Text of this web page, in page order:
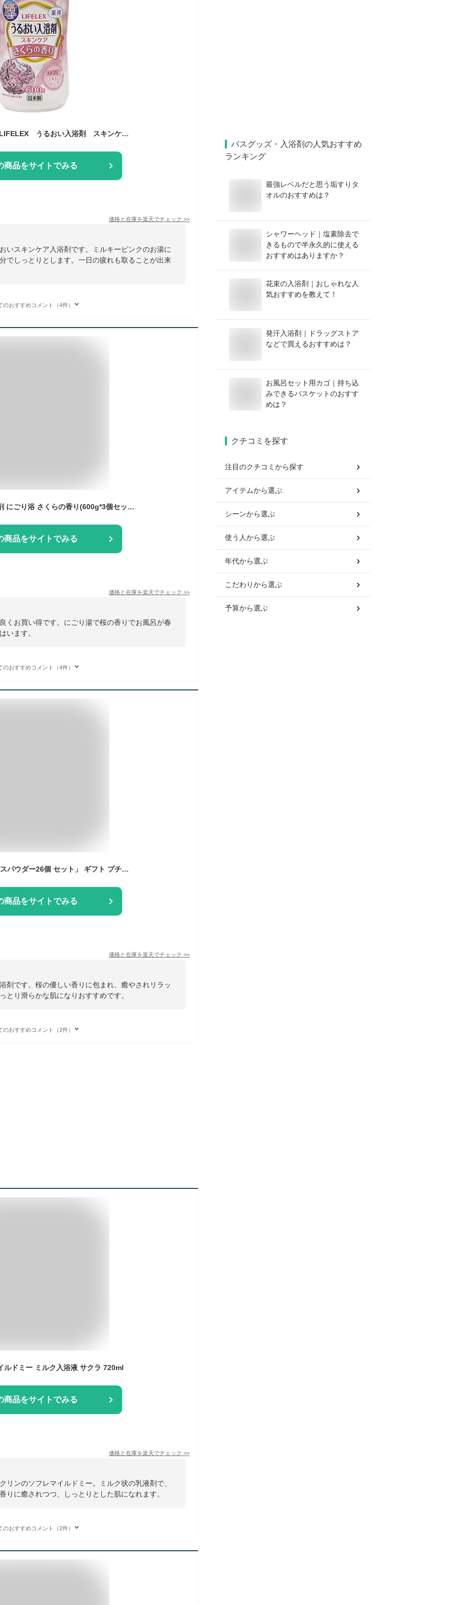
コーナン オリジナル LIFELEX うるおい入浴剤 スキンケア さくらの香り にごり湯 ミルキーピンク
商品をサイトでみる
価格と在庫を楽天でチェック >>
いスキンケア入浴剤です。ミルキーピンクのお湯に
でしっとりとします。一日の疲れも取ることが出来
のおすすめコメント（4件）
バスロマン 薬用入浴剤 にごり浴 さくらの香り(600g*3個セット)【バスロマン】
商品をサイトでみる
価格と在庫を楽天でチェック >>
くお買い得です。にごり湯で桜の香りでお風呂が春
います。
のおすすめコメント（4件）
「入浴剤 SAKURA バスパウダー26個 セット」 ギフト プチギフト プレゼント 粗品 桜入浴剤 さくら入浴剤 桜 さくら 香り 桜の香り ピンク 春 花 個包装 かわいい 保湿 バスグッズ バスタイム
商品をサイトでみる
価格と在庫を楽天でチェック >>
剤です。桜の優しい香りに包まれ、癒やされリラッ
とり滑らかな肌になりおすすめです。
のおすすめコメント（2件）
ルドミー ミルク入浴液 サクラ 720ml
商品をサイトでみる
価格と在庫を楽天でチェック >>
リンのソフレマイルドミー。ミルク状の乳液剤で、
りに癒されつつ、しっとりとした肌になれます。
のおすすめコメント（2件）
バスグッズ・入浴剤の人気おすすめ
ランキング
最強レベルだと思う垢すりタ
オルのおすすめは？
シャワーヘッド｜塩素除去で
きるもので半永久的に使える
おすすめはありますか？
花束の入浴剤｜おしゃれな人
気おすすめを教えて！
発汗入浴剤｜ドラッグストア
などで買えるおすすめは？
お風呂セット用カゴ｜持ち込
みできるバスケットのおすす
めは？
クチコミを探す
注目のクチコミから探す
アイテムから選ぶ
シーンから選ぶ
使う人から選ぶ
年代から選ぶ
こだわりから選ぶ
予算から選ぶ